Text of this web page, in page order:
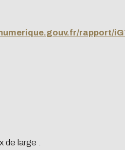
rapport/
large .